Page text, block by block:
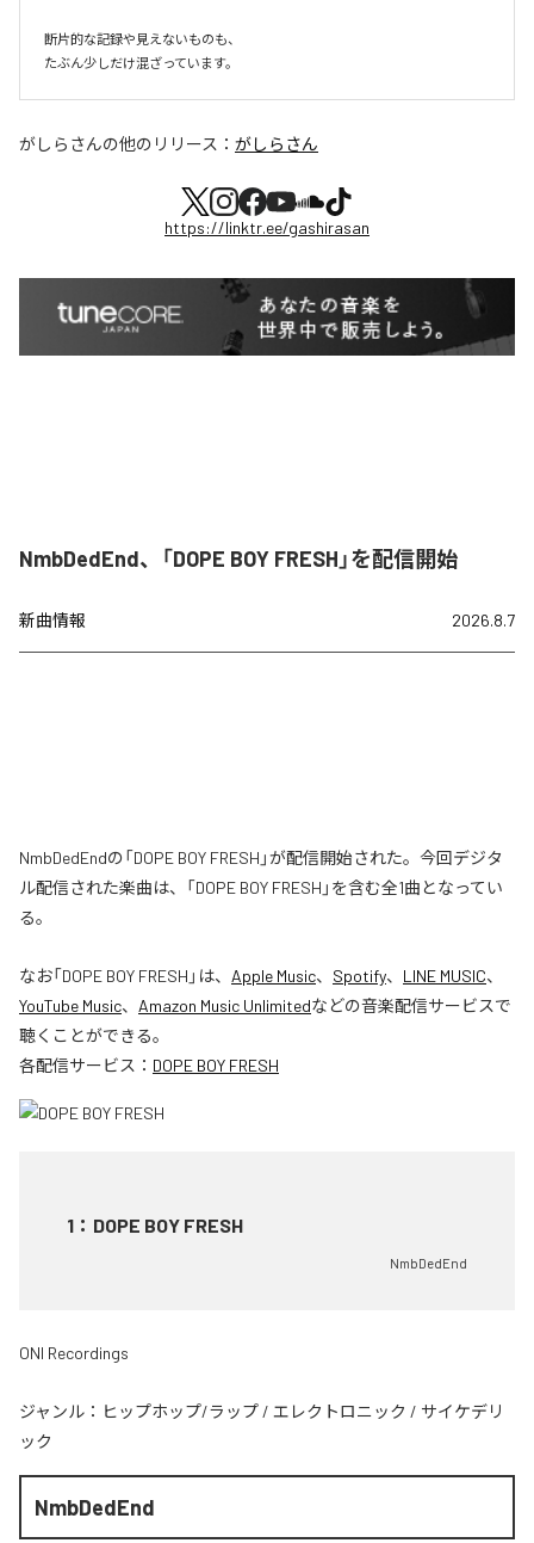
断片的な記録や見えないものも、
たぶん少しだけ混ざっています。
がしらさんの他のリリース： がしらさん
https://linktr.ee/gashirasan
NmbDedEnd、「DOPE BOY FRESH」を配信開始
新曲情報 2026.8.7
NmbDedEndの「DOPE BOY FRESH」が配信開始された。今回デジタ
ル配信された楽曲は、「DOPE BOY FRESH」を含む全1曲となってい
る。
なお「DOPE BOY FRESH 」は、 Apple Music、 Spotify、 LINE MUSIC、
YouTube Music、 Amazon Music Unlimitedなどの音楽配信サービスで
聴くことができる。
各配信サービス： DOPE BOY FRESH
1 ： DOPE BOY FRESH
NmbDedEnd
ONI Recordings
ジャンル： ヒップホップ/ラップ / エレクトロニック / サイケデリ
ック
NmbDedEnd